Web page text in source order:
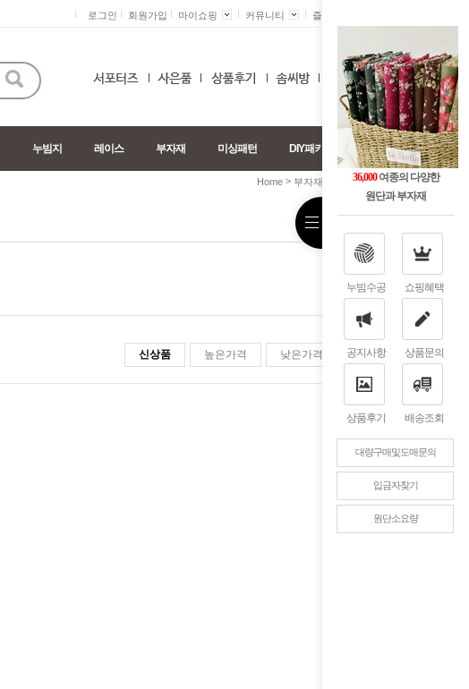
36,000여종의 다양한
원단과 부자재
누빔수공 쇼핑혜택
공지사항 상품문의
상품후기 배송조회
대량구매및도매문의
입금자찾기
원단소요량
로그인 회원가입 마이쇼핑 커뮤니티 즐겨찾기 +
0
누빔지 레이스 부자재 미싱패턴 DIY패키지
Home > 부자재 카드/통장속지/실패
신상품 높은가격 낮은가격 판매순위